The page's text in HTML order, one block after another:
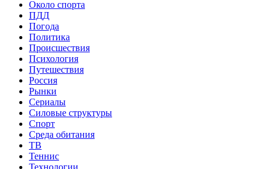
Около спорта
ПДД
Погода
Политика
Происшествия
Психология
Путешествия
Россия
Рынки
Сериалы
Силовые структуры
Спорт
Среда обитания
ТВ
Теннис